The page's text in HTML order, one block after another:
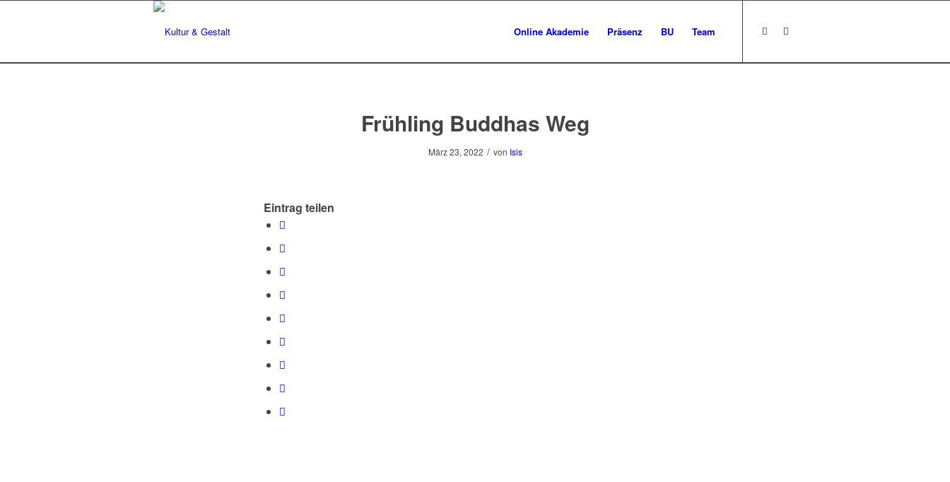
Online Akademie Präsenz BU Team
Frühling Buddhas Weg
März 23, 2022 / von Isis
Eintrag teilen